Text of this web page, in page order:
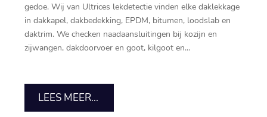
gedoe.​ Wij van Ultrices lekdetectie vinden elke daklekkage
in dakkapel, dakbedekking, EPDM, bitumen, loodslab en
daktrim.​ We checken naadaansluitingen bij kozijn en
zijwangen, dakdoorvoer en goot, kilgoot en...
LEES MEER...